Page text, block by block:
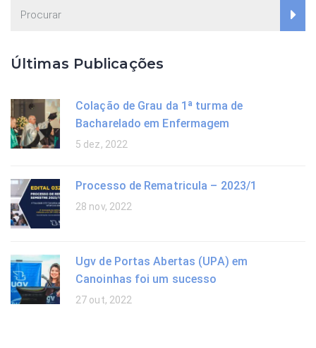
Últimas Publicações
Colação de Grau da 1ª turma de
Bacharelado em Enfermagem
5 dez, 2022
Processo de Rematricula – 2023/1
28 nov, 2022
Ugv de Portas Abertas (UPA) em
Canoinhas foi um sucesso
27 out, 2022